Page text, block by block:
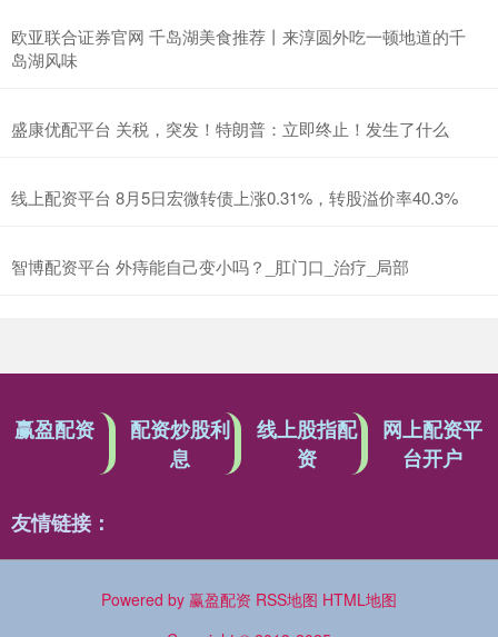
欧亚联合证券官网 千岛湖美食推荐丨来淳圆外吃一顿地道的千
岛湖风味
盛康优配平台 关税，突发！特朗普：立即终止！发生了什么
线上配资平台 8月5日宏微转债上涨0.31%，转股溢价率40.3%
智博配资平台 外痔能自己变小吗？_肛门口_治疗_局部
赢盈配资
配资炒股利
息
线上股指配
资
网上配资平
台开户
友情链接：
Powered by 赢盈配资 RSS地图 HTML地图